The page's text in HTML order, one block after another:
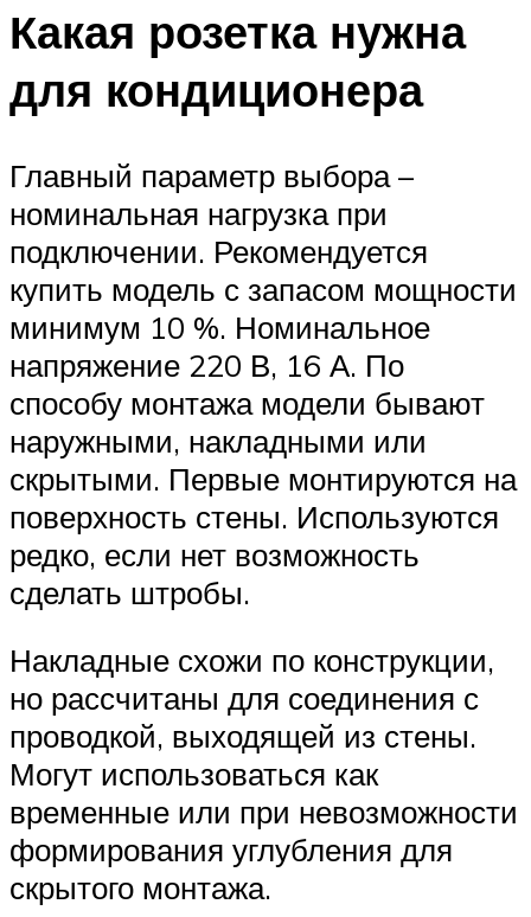
Какая розетка нужна
для кондиционера
Главный параметр выбора –
номинальная нагрузка при
подключении. Рекомендуется
купить модель с запасом мощности
минимум 10 %. Номинальное
напряжение 220 В, 16 А. По
способу монтажа модели бывают
наружными, накладными или
скрытыми. Первые монтируются на
поверхность стены. Используются
редко, если нет возможность
сделать штробы.
Накладные схожи по конструкции,
но рассчитаны для соединения с
проводкой, выходящей из стены.
Могут использоваться как
временные или при невозможности
формирования углубления для
скрытого монтажа.